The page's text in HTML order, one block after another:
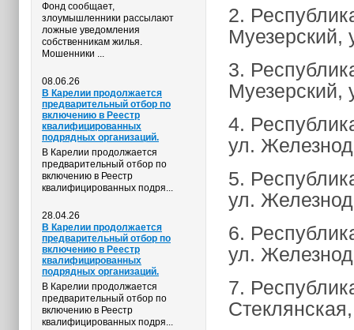
Фонд сообщает,
злоумышленники рассылают
ложные уведомления
собственникам жилья.
Мошенники ...
08.06.26
В Карелии продолжается
предварительный отбор по
включению в Реестр
квалифицированных
подрядных организаций.
В Карелии продолжается
предварительный отбор по
включению в Реестр
квалифицированных подря...
28.04.26
В Карелии продолжается
предварительный отбор по
включению в Реестр
квалифицированных
подрядных организаций.
В Карелии продолжается
предварительный отбор по
включению в Реестр
квалифицированных подря...
2.
Муезерский,
3.
Муезерский,
4.
ул.
5.
ул.
6.
ул.
7.